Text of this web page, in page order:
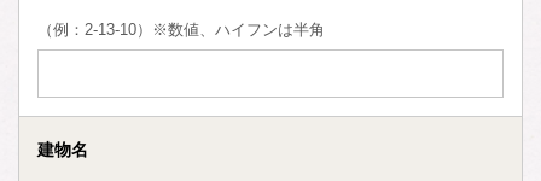
（例：2-13-10）※数値、ハイフンは半角
建物名